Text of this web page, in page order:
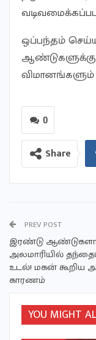
ஒப்பந்தம்
விமானங்களும்
0
Share
PREV POST
இரண்டு
அலமாரியில்
உடல்! மகன் கூறிய
காரணம்
YOU MIGHT